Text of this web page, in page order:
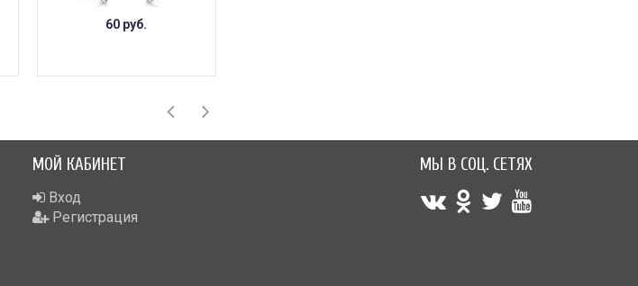
60 руб.
МОЙ КАБИНЕТ
Вход
Регистрация
МЫ В СОЦ. СЕТЯХ